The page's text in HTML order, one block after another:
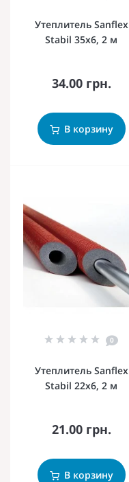
Утеплитель Sanflex
Stabil 35х6, 2 м
34.00 грн.
В корзину
0
Утеплитель Sanflex
Stabil 22х6, 2 м
21.00 грн.
В корзину